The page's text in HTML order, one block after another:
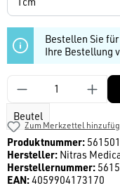
Bestellen Sie
Ihre Bestellung
Produkt
Beutel
Zum Merkzettel
Produktnummer:
Hersteller: Nitras
Herstellernummer:
EAN:4059904173170